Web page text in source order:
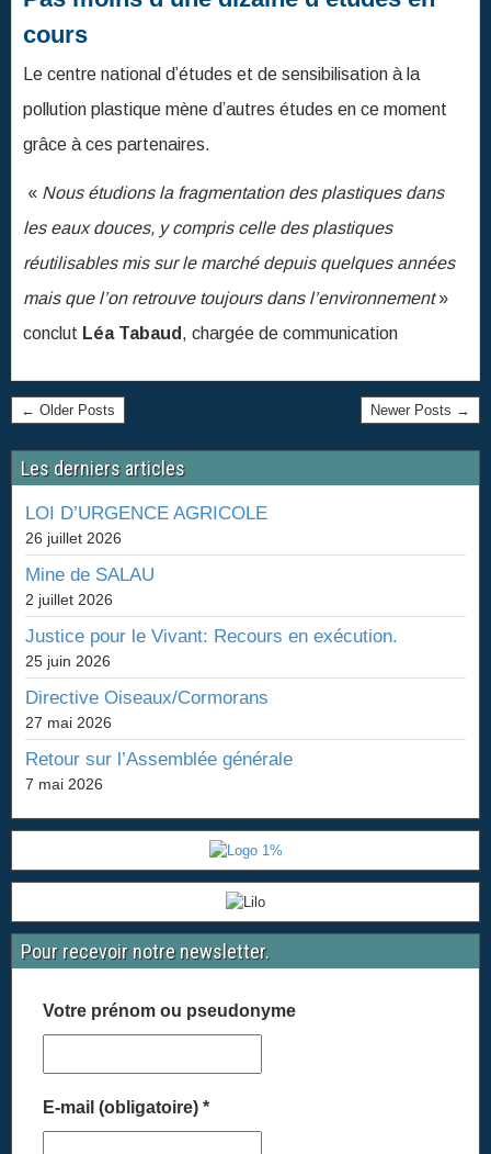
les eaux douces, y compris celle des plastiques
réutilisables mis sur le marché depuis quelques années
mais que l’on retrouve toujours dans l’environnement
conclutLéa Tabaud, chargée de communication
← Older Posts Newer Posts →
Les derniers articles
LOI D’URGENCE AGRICOLE
26 juillet 2026
2 juillet 2026
Justice pour le Vivant: Recours en exécution.
Directive Oiseaux/Cormorans
27 mai 2026
Retour sur l’Assemblée générale
7 mai 2026
Pour recevoir notre newsletter.
Votre prénom ou pseudonyme